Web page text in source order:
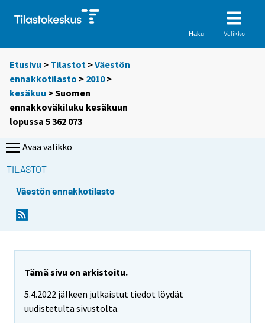
Haku Valikko
Etusivu > Tilastot >Väestön
ennakkotilasto > 2010>
kesäkuu > Suomen
ennakkoväkiluku kesäkuun
lopussa 5 362 073
Avaa valikko
TILASTOT
Väestön ennakkotilasto
Tämä sivu on arkistoitu.
5.4.2022 jälkeen julkaistut tiedot löydät
uudistetulta sivustolta.